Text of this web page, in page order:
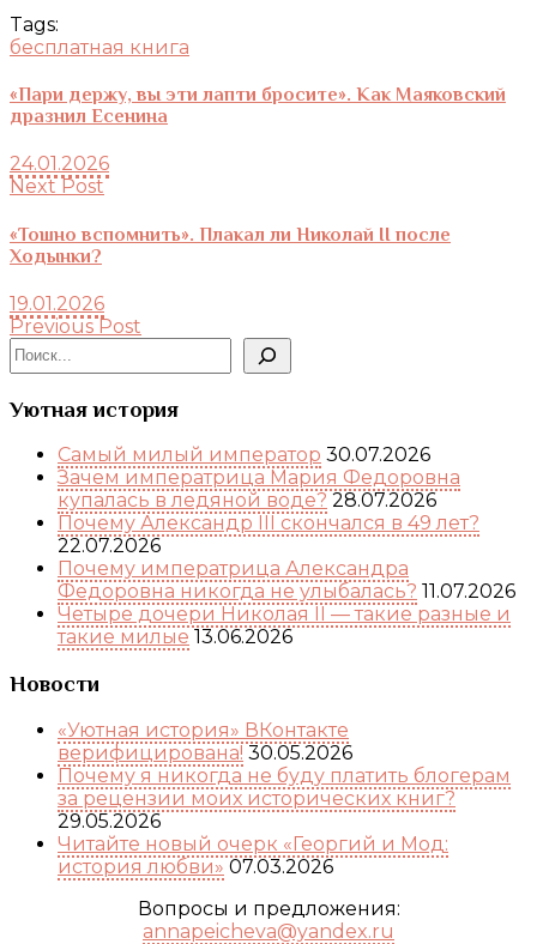
Tags:
бесплатная книга
«Пари держу, вы эти лапти бросите». Как Маяковский
дразнил Есенина
24.01.2026
Next Post
«Тошно вспомнить». Плакал ли Николай II после
Ходынки?
19.01.2026
Previous Post
Поиск
Уютная история
Самый милый император 30.07.2026
Зачем императрица Мария Федоровна
купалась в ледяной воде? 28.07.2026
Почему Александр III скончался в 49 лет?
22.07.2026
Почему императрица Александра
Федоровна никогда не улыбалась? 11.07.2026
Четыре дочери Николая II — такие разные и
такие милые 13.06.2026
Новости
«Уютная история» ВКонтакте
верифицирована! 30.05.2026
Почему я никогда не буду платить блогерам
за рецензии моих исторических книг?
29.05.2026
Читайте новый очерк «Георгий и Мод:
история любви» 07.03.2026
Вопросы и предложения:
annapeicheva@yandex.ru